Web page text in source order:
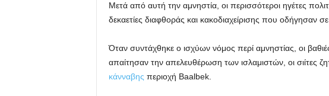
Μετά από αυτή την αμνηστία, οι περισσότεροι ηγέτες
δεκαετίες διαφθοράς και κακοδιαχείρισης που οδήγησαν σε
Όταν συντάχθηκε ο ισχύων νόμος περί αμνηστίας, οι
απαίτησαν την απελευθέρωση των ισλαμιστών, οι σιίτες
κάνναβης περιοχή Baalbek.